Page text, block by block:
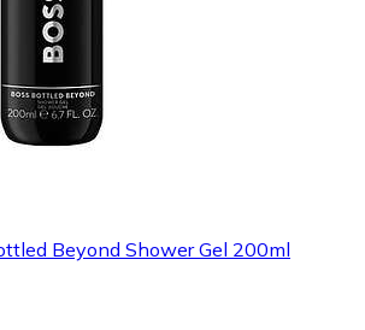
Beyond Shower Gel 200ml